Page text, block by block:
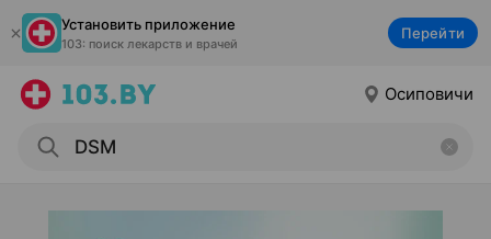
Установить приложение
103: поиск лекарств и врачей
Перейти
Осиповичи